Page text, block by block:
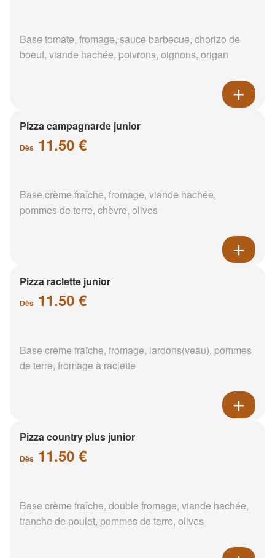
Base tomate, fromage, sauce barbecue, chorizo de
boeuf, viande hachée, poivrons, oignons, origan
Pizza campagnarde junior
Dès 11.50 €
Base crème fraîche, fromage, viande hachée,
pommes de terre, chèvre, olives
Pizza raclette junior
Dès 11.50 €
Base crème fraîche, fromage, lardons(veau), pommes
de terre, fromage à raclette
Pizza country plus junior
Dès 11.50 €
Base crème fraîche, double fromage, viande hachée,
tranche de poulet, pommes de terre, olives